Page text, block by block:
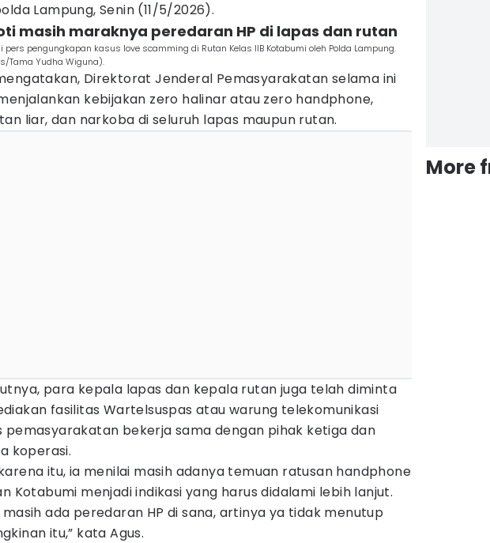
Lampung, Senin (11/5/2026).
masih maraknya peredaran HP di lapas dan rutan
pers pengungkapan kasus love scamming di Rutan Kelas IIB Kotabumi oleh Polda Lampung.
Tama Yudha Wiguna).
Direktorat Jenderal Pemasyarakatan selama ini
kebijakan zero halinar atau zero handphone,
liar, dan narkoba di seluruh lapas maupun rutan.
para kepala lapas dan kepala rutan juga telah diminta
fasilitas Wartelsuspas atau warung telekomunikasi
pemasyarakatan bekerja sama dengan pihak ketiga dan
koperasi.
itu, ia menilai masih adanya temuan ratusan handphone
Kotabumi menjadi indikasi yang harus didalami lebih lanjut.
masih ada peredaran HP di sana, artinya ya tidak menutup
itu,” kata Agus.
More